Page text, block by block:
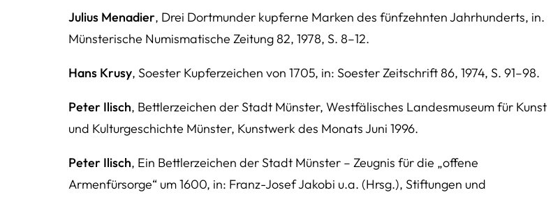
Julius Menadier, Drei Dortmunder kupferne Marken des fünfzehnten Jahrhunderts, in.
Münsterische Numismatische Zeitung 82, 1978, S. 8–12.
Hans Krusy, Soester Kupferzeichen von 1705, in: Soester Zeitschrift 86, 1974, S. 91–98.
Peter Ilisch, Bettlerzeichen der Stadt Münster, Westfälisches Landesmuseum für Kunst
und Kulturgeschichte Münster, Kunstwerk des Monats Juni 1996.
Peter Ilisch, Ein Bettlerzeichen der Stadt Münster – Zeugnis für die „offene
Armenfürsorge“ um 1600, in: Franz-Josef Jakobi u.a. (Hrsg.), Stiftungen und